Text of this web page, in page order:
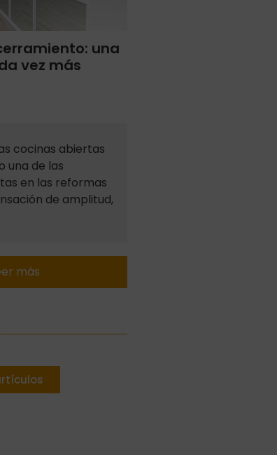
una
vez más
cocinas abiertas
una de las
en las reformas
de amplitud,
más